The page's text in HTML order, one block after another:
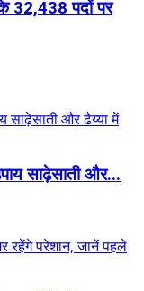
32,438 पदों पर
साढ़ेसाती और...